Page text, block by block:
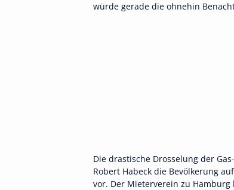
würde gerade die ohnehin
Die drastische Drosselung der
Robert Habeck die Bevölkerung
vor. Der Mieterverein zu